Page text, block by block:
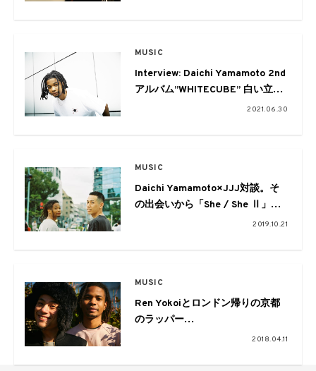
MUSIC
Interview: Daichi Yamamoto 2nd
アルバム”WHITECUBE” 白い立方
2021.06.30
MUSIC
Daichi Yamamoto×JJJ対談。そ
の出会いから「She / She Ⅱ」の
2019.10.21
MUSIC
Ren Yokoiとロンドン帰りの京都
のラッパー
Daichi Yamamotoが出会う：2018.04.11